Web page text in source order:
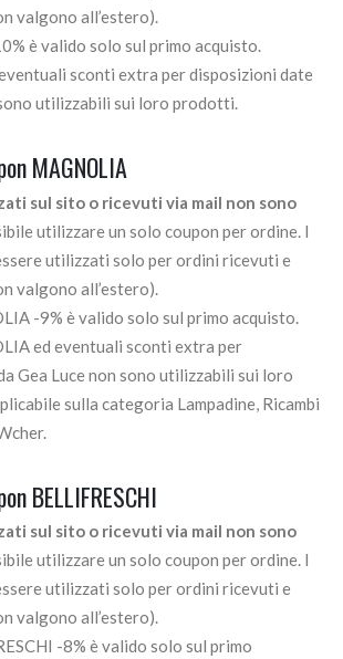
valgono all’estero).
è valido solo sul primo acquisto.
sconti extra per disposizioni date
utilizzabili sui loro prodotti.
MAGNOLIA
sul sito o ricevuti via mail non sono
utilizzare un solo coupon per ordine. I
utilizzati solo per ordini ricevuti e
valgono all’estero).
-9% è valido solo sul primo acquisto.
ed eventuali sconti extra per
Gea Luce non sono utilizzabili sui loro
sulla categoria Lampadine, Ricambi
BELLIFRESCHI
sul sito o ricevuti via mail non sono
utilizzare un solo coupon per ordine. I
utilizzati solo per ordini ricevuti e
valgono all’estero).
-8% è valido solo sul primo